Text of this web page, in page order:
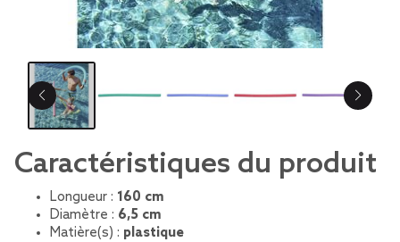
Caractéristiques du produit
Longueur : 160 cm
Diamètre : 6,5 cm
Matière(s) : plastique